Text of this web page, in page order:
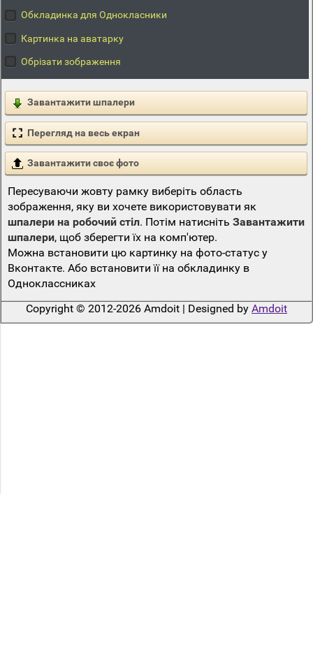
Обкладинка для Однокласники
Картинка на аватарку
Обрізати зображення
Завантажити шпалери
Перегляд на весь екран
Завантажити своє фото
Пересуваючи жовту рамку виберіть область
зображення, яку ви хочете використовувати як
шпалери на робочий стіл. Потім натисніть Завантажити
шпалери, щоб зберегти їх на комп'ютер.
Можна встановити цю картинку на фото-статус у
Вконтакте. Або встановити її на обкладинку в
Одноклассниках
Copyright © 2012-2026 Amdoit | Designed by Amdoit